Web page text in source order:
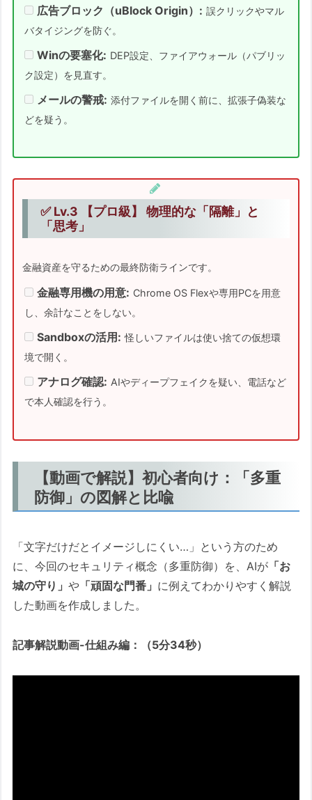
ために
【推奨】金融取引環境の「隔離」について
逆張りの思考：99.9%の「検知」より「隔
離（アイソレーション）」で守る
本文
は破綻するのか？
現代のWebは「砂浜の砂」のように
Step 1：入り口を自動封鎖する
「NextDNS」
なぜNextDNSが「詐欺サイト」に効
くのか？
意点
あなたの立場に合わせた導入パター
パターンA：個人・フリーランス・副
パターンB：小規模オフィス・店舗・
零細企業の管理者
「都度入力」
最強の盾は「パスワード管理ツール
の沈黙」
【朗報】毎回の入力は「指紋」や
【導入ガイド】詳しい設定方法と注
広告ブロック（uBlock Origin）: 誤クリックやマル
バタイジングを防ぐ。
Winの要塞化: DEP設定、ファイアウォール（パブリッ
ク設定）を見直す。
メールの警戒: 添付ファイルを開く前に、拡張子偽装な
どを疑う。
✅ Lv.3 【プロ級】 物理的な「隔離」と
「思考」
金融資産を守るための最終防衛ラインです。
金融専用機の用意: Chrome OS Flexや専用PCを用意
し、余計なことをしない。
Sandboxの活用: 怪しいファイルは使い捨ての仮想環
境で開く。
アナログ確認: AIやディープフェイクを疑い、電話など
で本人確認を行う。
【動画で解説】初心者向け：「多重
防御」の図解と比喩
「文字だけだとイメージしにくい…」という方のため
に、今回のセキュリティ概念（多重防御）を、AIが 「お
城の守り」や 「頑固な門番」 に例えてわかりやすく解説
した動画を作成しました。
記事解説動画-仕組み編：（5分34秒）